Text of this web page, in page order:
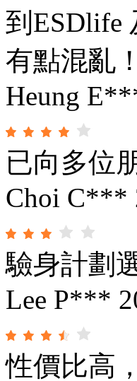
到ESDlife
有點混亂
Heung
已向多位
Choi C***
驗身計劃
Lee P***
性價比高